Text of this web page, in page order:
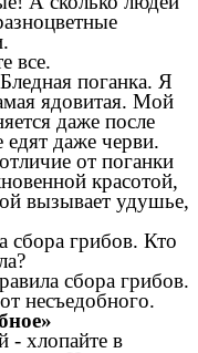
все.
поганка. Я
ядовитая. Мой
даже после
даже черви.
от поганки
красотой,
вызывает удушье,
сбора грибов. Кто
сбора грибов.
несъедобного.
- хлопайте в